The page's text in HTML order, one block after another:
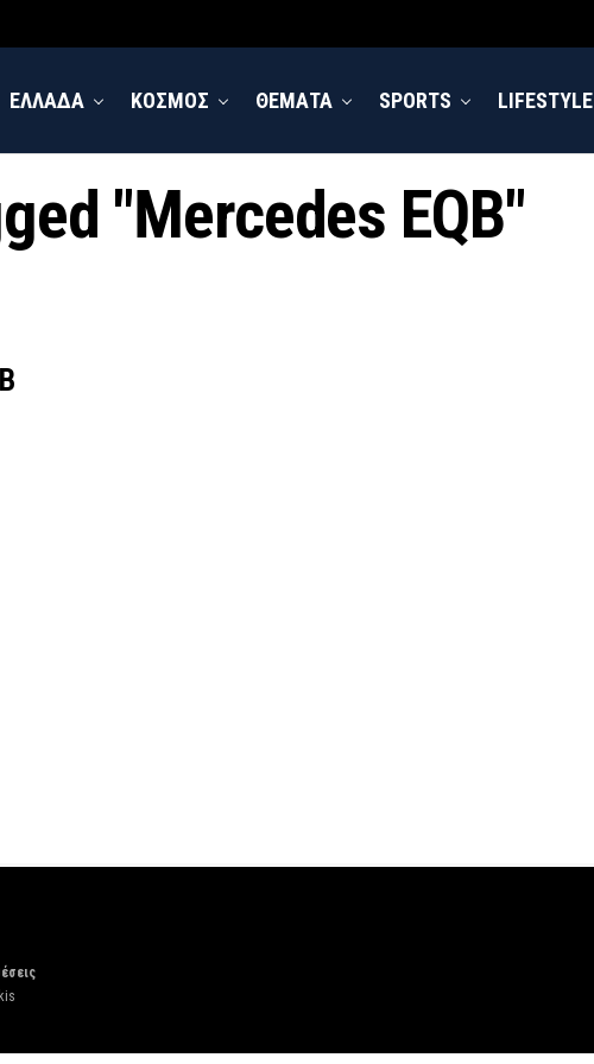
ΕΛΛΑΔΑ ΚΟΣΜΟΣ ΘΕΜΑΤΑ SPORTS LIFESTYLE
"Mercedes EQB"